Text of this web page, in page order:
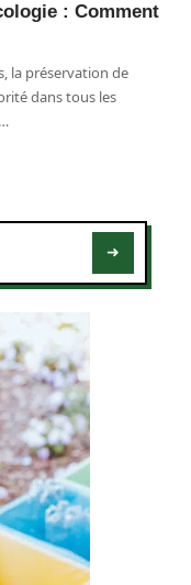
: Comment
la préservation de
dans tous les
…